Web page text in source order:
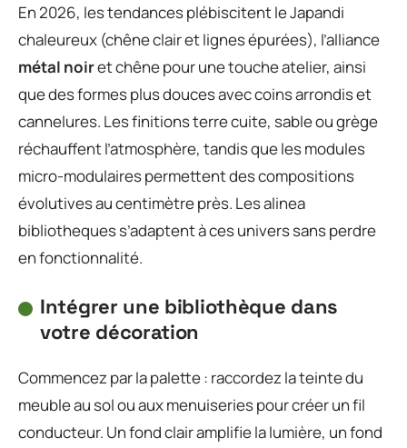
En 2026, les tendances plébiscitent le Japandi
chaleureux (chêne clair et lignes épurées), l’alliance
métal noiret chêne pour une touche atelier, ainsi
que des formes plus douces avec coins arrondis et
cannelures. Les finitions terre cuite, sable ou grège
réchauffent l’atmosphère, tandis que les modules
micro-modulaires permettent des compositions
évolutives au centimètre près. Les alinea
bibliotheques s’adaptent à ces univers sans perdre
en fonctionnalité.
Intégrer une bibliothèque dans
votre décoration
Commencez par la palette : raccordez la teinte du
meuble au sol ou aux menuiseries pour créer un fil
conducteur. Un fond clair amplifie la lumière, un fond